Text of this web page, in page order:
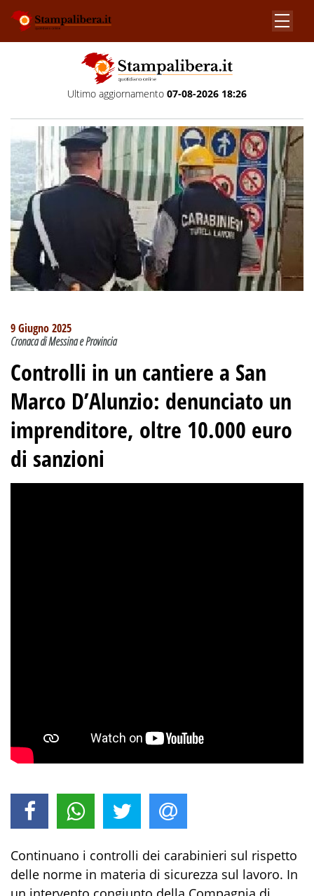
Ultimo aggiornamento 07-08-2026 18:26
9 Giugno 2025
Cronaca di Messina e Provincia
Controlli in un cantiere a San
Marco D’Alunzio: denunciato un
imprenditore, oltre 10.000 euro
di sanzioni
Continuano i controlli dei carabinieri sul rispetto
delle norme in materia di sicurezza sul lavoro. In